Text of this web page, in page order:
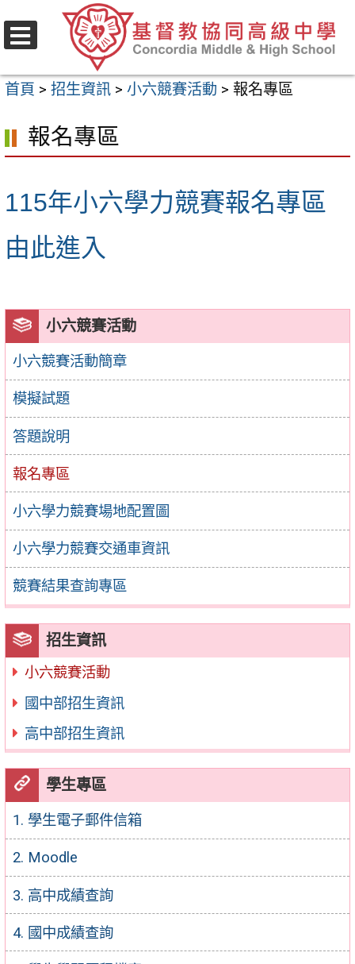
至
要
容
首頁 > 招生資訊 > 小六競賽活動 > 報名專區
小六競賽活動
小六競賽活動簡章
模擬試題
答題說明
報名專區
小六學力競賽場地配置圖
小六學力競賽交通車資訊
競賽結果查詢專區
招生資訊
小六競賽活動
國中部招生資訊
高中部招生資訊
學生專區
1. 學生電子郵件信箱
2. Moodle
3. 高中成績查詢
4. 國中成績查詢
報名專區
115年小六學力競賽報名專區
由此進入
選
單